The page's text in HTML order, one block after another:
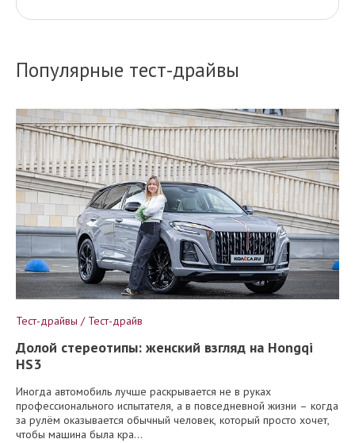
Популярные тест-драйвы
Тест-драйвы / Тест-драйв
Долой стереотипы: женский взгляд на Hongqi
HS3
Иногда автомобиль лучше раскрывается не в руках
профессионального испытателя, а в повседневной жизни – когда
за рулём оказывается обычный человек, который просто хочет,
чтобы машина была кра...